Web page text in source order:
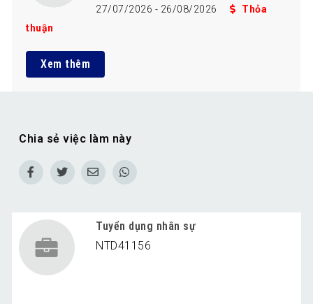
27/07/2026 - 26/08/2026
Thỏa
thuận
Xem thêm
Chia sẻ việc làm này
Tuyển dụng nhân sự
NTD41156